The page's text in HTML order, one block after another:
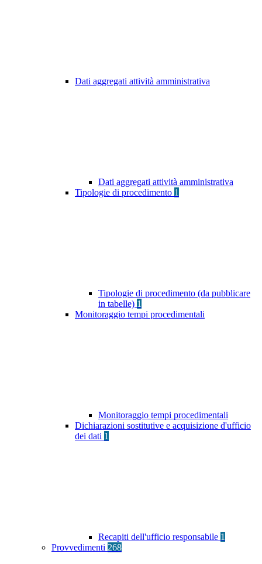
Dati aggregati attività amministrativa
Dati aggregati attività amministrativa
Tipologie di procedimento 1
Tipologie di procedimento (da pubblicare
in tabelle) 1
Monitoraggio tempi procedimentali
Monitoraggio tempi procedimentali
Dichiarazioni sostitutive e acquisizione d'ufficio
dei dati 1
Recapiti dell'ufficio responsabile 1
Provvedimenti 268